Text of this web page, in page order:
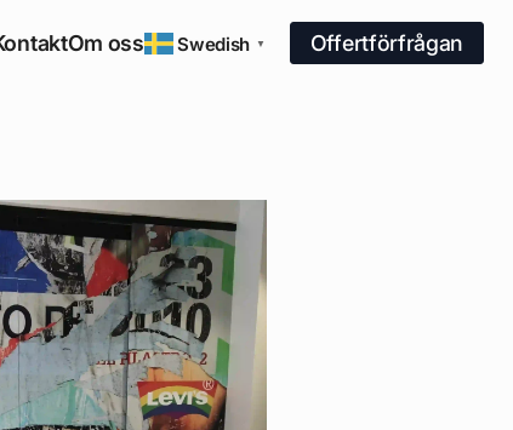
Om oss Swedish ▼ Offertförfrågan